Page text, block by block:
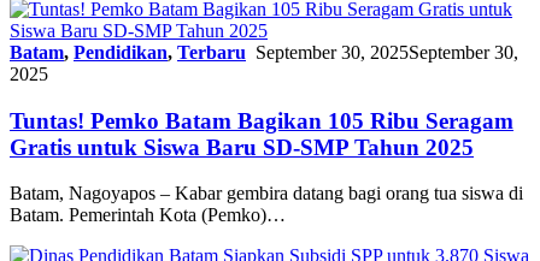
Batam, Pendidikan, Terbaru September 30, 2025September 30,
2025
Tuntas! Pemko Batam Bagikan 105 Ribu Seragam
Gratis untuk Siswa Baru SD-SMP Tahun 2025
Batam, Nagoyapos – Kabar gembira datang bagi orang tua siswa di
Batam. Pemerintah Kota (Pemko)…